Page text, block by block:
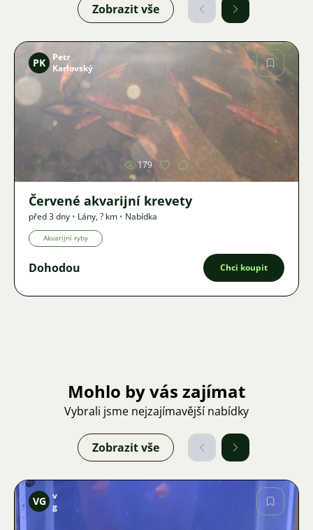
Zobrazit vše
Obrázek
PK
Petr
Karlovský
179
Červené akvarijní krevety
před 3 dny • Lány,? km • Nabídka
Akvarijní ryby
Dohodou Chci koupit
Mohlo by vás zajímat
Vybrali jsme nejzajímavější nabídky
Zobrazit vše
VG v
g